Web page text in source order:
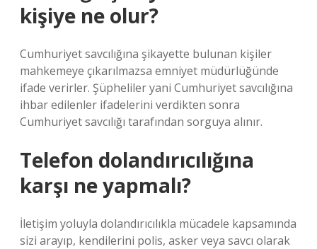
kişiye ne olur?
Cumhuriyet savcılığına şikayette bulunan kişiler
mahkemeye çıkarılmazsa emniyet müdürlüğünde
ifade verirler. Şüpheliler yani Cumhuriyet savcılığına
ihbar edilenler ifadelerini verdikten sonra
Cumhuriyet savcılığı tarafından sorguya alınır.
Telefon dolandırıcılığına
karşı ne yapmalı?
İletişim yoluyla dolandırıcılıkla mücadele kapsamında
sizi arayıp, kendilerini polis, asker veya savcı olarak